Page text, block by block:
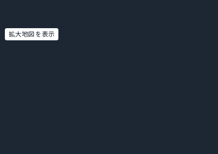
拡大地図を表示